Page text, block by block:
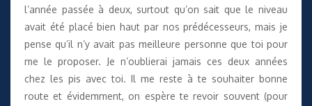
l’année passée à deux, surtout qu’on sait que le niveau
avait été placé bien haut par nos prédécesseurs, mais je
pense qu’il n’y avait pas meilleure personne que toi pour
me le proposer. Je n’oublierai jamais ces deux années
chez les pis avec toi. Il me reste à te souhaiter bonne
route et évidemment, on espère te revoir souvent (pour